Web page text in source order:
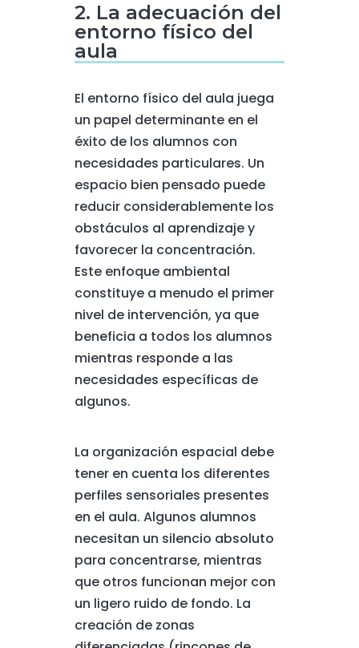
2. La adecuación del
entorno físico del
aula
El entorno físico del aula juega
un papel determinante en el
éxito de los alumnos con
necesidades particulares. Un
espacio bien pensado puede
reducir considerablemente los
obstáculos al aprendizaje y
favorecer la concentración.
Este enfoque ambiental
constituye a menudo el primer
nivel de intervención, ya que
beneficia a todos los alumnos
mientras responde a las
necesidades específicas de
algunos.
La organización espacial debe
tener en cuenta los diferentes
perfiles sensoriales presentes
en el aula. Algunos alumnos
necesitan un silencio absoluto
para concentrarse, mientras
que otros funcionan mejor con
un ligero ruido de fondo. La
creación de zonas